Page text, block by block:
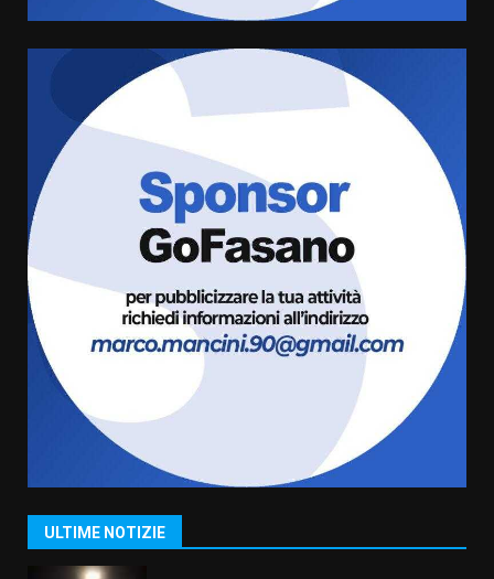
ULTIME NOTIZIE
Rivoluzione”: nuovo
appuntamento con “Fasano in
Banda”
7 Agosto 2026 06:05
US Fasano, Scianaro: “Profonda
amarezza per esclusione dal
campionato di calcio”
7 Agosto 2026 06:00
Fasanese ferito a colpi di arma
da fuoco
6 Agosto 2026 18:13
1
Serie D, l’Us Fasano non molla e
conferma di voler ricorrere per